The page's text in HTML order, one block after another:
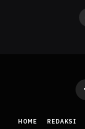
HOME REDAKSI